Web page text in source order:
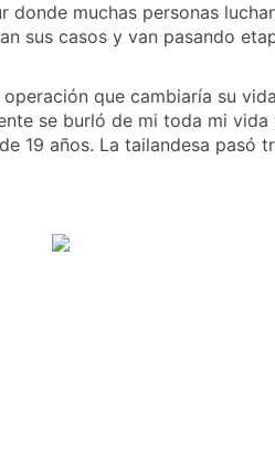
donde muchas personas
sus casos y van pasando
que cambiaría su
se burló de mi toda mi
19 años. La tailandesa pasó